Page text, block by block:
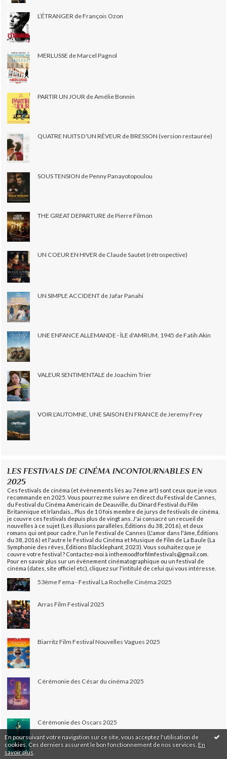
En poursuivant votre navigation sur ce site, vous acceptez l'utilisation de
cookies. Ces derniers assurent le bon fonctionnement de nos services. En
savoir plus
L’ÉTRANGER de François Ozon
MERLUSSE de Marcel Pagnol
PARTIR UN JOUR de Amélie Bonnin
QUATRE NUITS D'UN RÊVEUR de BRESSON (version restaurée)
SOUS TENSION de Penny Panayotopoulou
THE GREAT DEPARTURE de Pierre Filmon
UN COEUR EN HIVER de Claude Sautet (rétrospective)
UN SIMPLE ACCIDENT de Jafar Panahi
UNE ENFANCE ALLEMANDE - ÎLE d'AMRUM, 1945 de Fatih Akin
VALEUR SENTIMENTALE de Joachim Trier
VOIR L'AUTOMNE, UNE SAISON EN FRANCE de Jeremy Frey
LES FESTIVALS DE CINÉMA INCONTOURNABLES EN
2025
Ces festivals de cinéma (et évènements liés au 7ème art) sont ceux que je vous
recommande en 2025. Vous pourrez me suivre en direct du Festival de Cannes,
du Festival du Cinéma Américain de Deauville, du Dinard Festival du Film
Britannique et Irlandais... Plus de 10 fois membre de jurys de festivals de cinéma,
je couvre ces festivals depuis plus de vingt ans. J'ai consacré un recueil de
nouvelles à ce sujet (Les illusions parallèles, Éditions du 38, 2016), et deux
romans qui ont pour cadre, l'un le Festival de Cannes (L'amor dans l'âme, Éditions
du 38, 2016) et l'autre le Festival du Cinéma et Musique de Film de La Baule (La
Symphonie des rêves, Éditions Blacklephant, 2023). Vous souhaitez que je
couvre votre festival ? Contactez-moi à inthemoodforfilmfestivals@gmail.com.
Pour en savoir plus sur un évènement cinématographique ou un festival de
cinéma (dates, site officiel etc), cliquez sur l'intitulé de celui qui vous intéresse.
53ème Fema - Festival La Rochelle Cinéma 2025
Arras Film Festival 2025
Biarritz Film Festival Nouvelles Vagues 2025
Cérémonie des César du cinéma 2025
Cérémonie des Oscars 2025